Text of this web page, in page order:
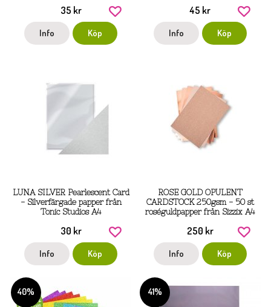
35 kr
Info Köp
45 kr
Info Köp
LUNA SILVER Pearlescent Card
- Silverfärgade papper från
Tonic Studios A4
30 kr
Info Köp
ROSE GOLD OPULENT
CARDSTOCK 250gsm - 50 st
roséguldpapper från Sizzix A4
250 kr
Info Köp
40% 41%